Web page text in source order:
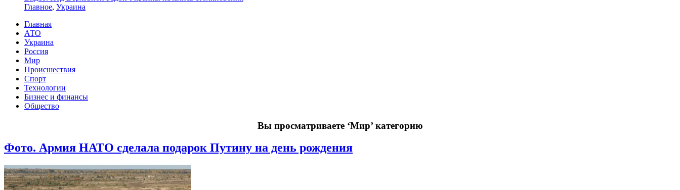
Главное, Украина
Главная
АТО
Украина
Россия
Мир
Происшествия
Спорт
Технологии
Бизнес и финансы
Общество
Вы просматриваете ‘Мир’категорию
Фото. Армия НАТО сделала подарок Путину на день рождения